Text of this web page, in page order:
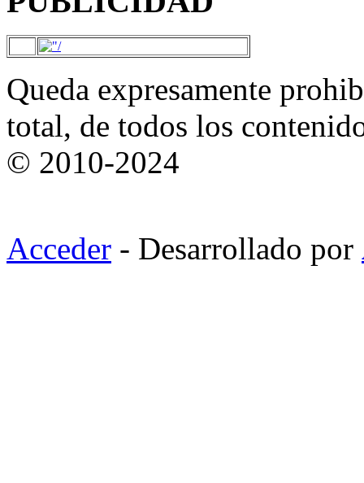
Queda expresamente
total, de todos los
© 2010-2024
Acceder - Desarrollado por